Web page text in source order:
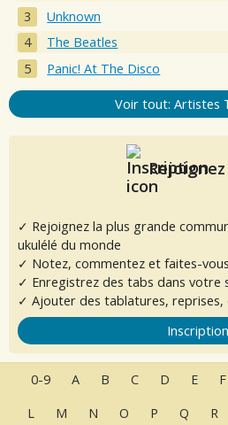
Unknown
The Beatles
Panic! At The Disco
Voir tout: Artistes
Rejoignez
✓ Rejoignez la plus grande
ukulélé du monde
✓ Notez, commentez et faites-
✓ Enregistrez des tabs dans votre
✓ Ajouter des tablatures, reprises,
Inscription
0-9 A B C D E F
L
M N O P Q R